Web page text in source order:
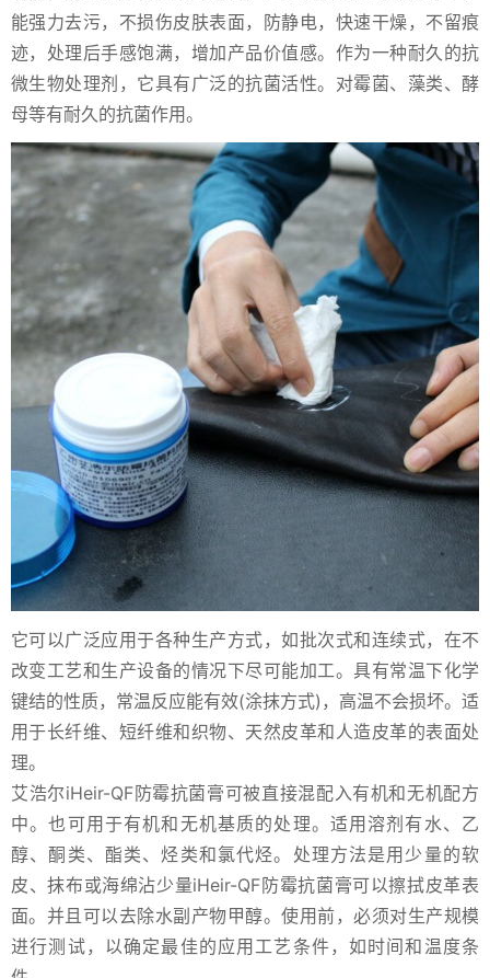
能强力去污，不损伤皮肤表面，防静电，快速干燥，不留痕
迹，处理后手感饱满，增加产品价值感。作为一种耐久的抗
微生物处理剂，它具有广泛的抗菌活性。对霉菌、藻类、酵
母等有耐久的抗菌作用。
它可以广泛应用于各种生产方式，如批次式和连续式，在不
改变工艺和生产设备的情况下尽可能加工。具有常温下化学
键结的性质，常温反应能有效(涂抹方式)，高温不会损坏。适
用于长纤维、短纤维和织物、天然皮革和人造皮革的表面处
理。
艾浩尔iHeir-QF防霉抗菌膏可被直接混配入有机和无机配方
中。也可用于有机和无机基质的处理。适用溶剂有水、乙
醇、酮类、酯类、烃类和氯代烃。处理方法是用少量的软
皮、抹布或海绵沾少量iHeir-QF防霉抗菌膏可以擦拭皮革表
面。并且可以去除水副产物甲醇。使用前，必须对生产规模
进行测试，以确定最佳的应用工艺条件，如时间和温度条